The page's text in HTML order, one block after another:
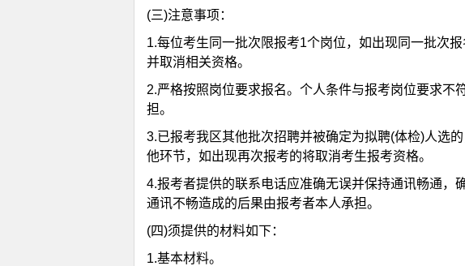
(三)注意事项：
1.每位考生同一批次限报考1个岗位，如出现同一批次
并取消相关资格。
2.严格按照岗位要求报名。个人条件与报考岗位要求不
担。
3.已报考我区其他批次招聘并被确定为拟聘(体检)人选
他环节，如出现再次报考的将取消考生报考资格。
4.报考者提供的联系电话应准确无误并保持通讯畅通，
通讯不畅造成的后果由报考者本人承担。
(四)须提供的材料如下：
1.基本材料。